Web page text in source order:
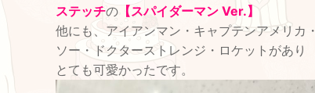
ステッチの 【スパイダーマン Ver.】
他にも、アイアンマン・キャプテンアメリカ・
ソー・ドクターストレンジ・ロケットがあり
とても可愛かったです。